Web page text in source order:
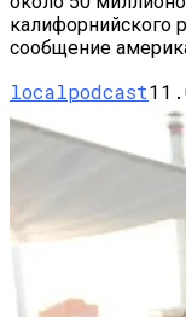
калифорнийского
сообщение
localpodcast